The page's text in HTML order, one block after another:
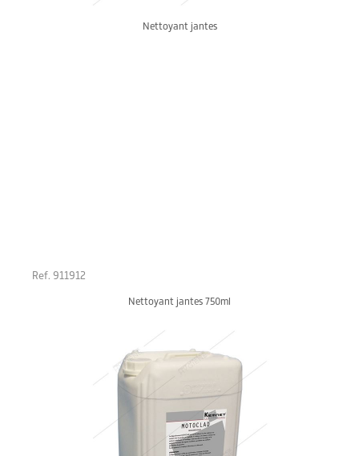
Nettoyant jantes
Ref. 911912
Nettoyant jantes 750ml